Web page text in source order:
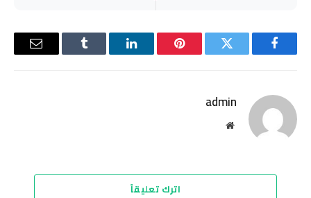
فيسبوك تويتر بينتيريستلينكدإن Tumblr
البريد
admin
موقع
اترك تعليقاً